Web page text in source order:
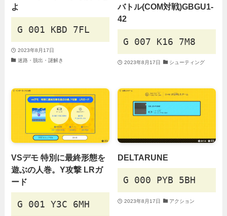
よ
G 001 KBD 7FL
2023年8月17日
迷路・脱出・謎解き
バトル(COM対戦)GBGU1-
42
G 007 K16 7M8
2023年8月17日 シューティング
VSデモ 特別に最終形態を
遊ぶの人巻。Y攻撃 LRガ
ード
G 001 Y3C 6MH
DELTARUNE
G 000 PYB 5BH
2023年8月17日 アクション